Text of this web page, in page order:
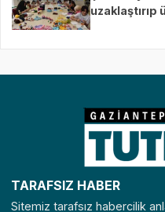
TARAFSIZ HABER
Sitemiz tarafsız habercilik